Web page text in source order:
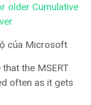
older Cumulative
của Microsoft
the MSERT
often as it gets